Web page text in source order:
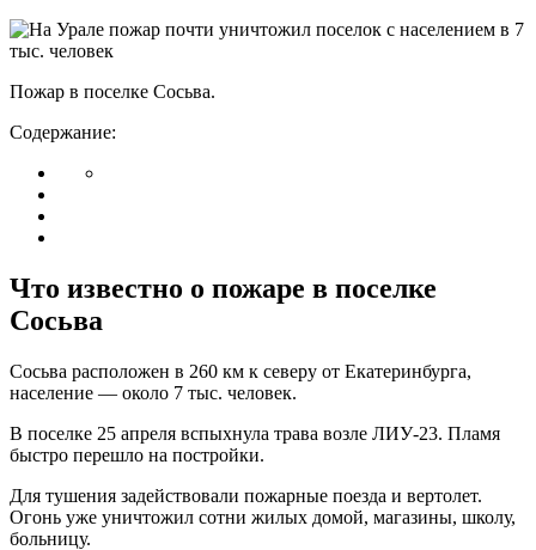
Пожар в поселке Сосьва.
Содержание:
Что известно о пожаре в поселке
Сосьва
Сосьва расположен в 260 км к северу от Екатеринбурга,
население — около 7 тыс. человек.
В поселке 25 апреля вспыхнула трава возле ЛИУ-23. Пламя
быстро перешло на постройки.
Для тушения задействовали пожарные поезда и вертолет.
Огонь уже уничтожил сотни жилых домой, магазины, школу,
больницу.